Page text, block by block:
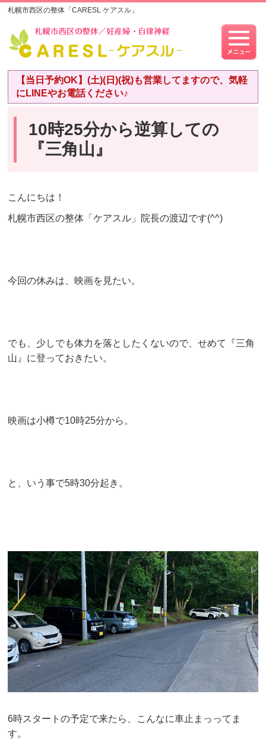
札幌市西区の整体「CARESL ケアスル」
【当日予約OK】(土)(日)(祝)も営業してますので、気軽
にLINEやお電話ください♪
10時25分から逆算しての
『三角山』
こんにちは！
札幌市西区の整体「ケアスル」院長の渡辺です(^^)
今回の休みは、映画を見たい。
でも、少しでも体力を落としたくないので、せめて『三角
山』に登っておきたい。
映画は小樽で10時25分から。
と、いう事で5時30分起き。
6時スタートの予定で来たら、こんなに車止まっってま
す。